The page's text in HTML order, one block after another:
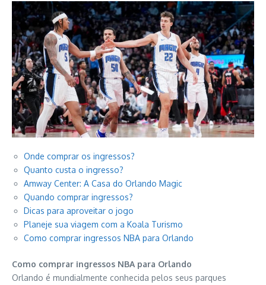
Onde comprar os ingressos?
Quanto custa o ingresso?
Amway Center: A Casa do Orlando Magic
Quando comprar ingressos?
Dicas para aproveitar o jogo
Planeje sua viagem com a Koala Turismo
Como comprar ingressos NBA para Orlando
Como comprar ingressos NBA para Orlando
Orlando é mundialmente conhecida pelos seus parques